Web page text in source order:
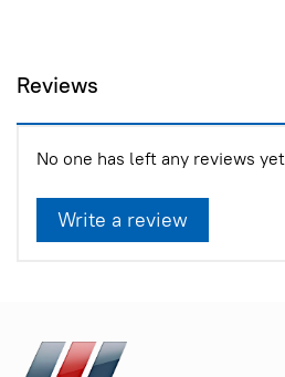
Reviews
No one has left any reviews yet
Write a review